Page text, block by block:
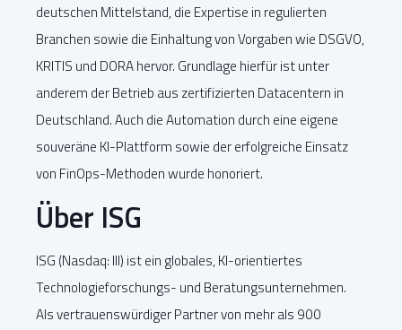
deutschen Mittelstand, die Expertise in regulierten
Branchen sowie die Einhaltung von Vorgaben wie DSGVO,
KRITIS und DORA hervor. Grundlage hierfür ist unter
anderem der Betrieb aus zertifizierten Datacentern in
Deutschland. Auch die Automation durch eine eigene
souveräne KI-Plattform sowie der erfolgreiche Einsatz
von FinOps-Methoden wurde honoriert.
Über ISG
ISG (Nasdaq: III) ist ein globales, KI-orientiertes
Technologieforschungs- und Beratungsunternehmen.
Als vertrauenswürdiger Partner von mehr als 900